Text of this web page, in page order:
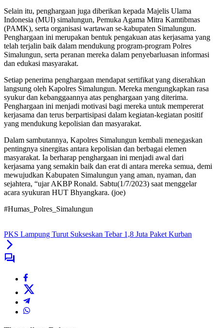
Selain itu, penghargaan juga diberikan kepada Majelis Ulama
Indonesia (MUI) simalungun, Pemuka Agama Mitra Kamtibmas
(PAMK), serta organisasi wartawan se-kabupaten Simalungun.
Penghargaan ini merupakan bentuk pengakuan atas kerjasama yang
telah terjalin baik dalam mendukung program-program Polres
Simalungun, serta peranan mereka dalam penyebarluasan informasi
dan edukasi masyarakat.
Setiap penerima penghargaan mendapat sertifikat yang diserahkan
langsung oleh Kapolres Simalungun. Mereka mengungkapkan rasa
syukur dan kebanggaannya atas penghargaan yang diterima.
Penghargaan ini menjadi motivasi bagi mereka untuk mempererat
kerjasama dan terus berpartisipasi dalam kegiatan-kegiatan positif
yang mendukung kepolisian dan masyarakat.
Dalam sambutannya, Kapolres Simalungun kembali menegaskan
pentingnya sinergitas antara kepolisian dan berbagai elemen
masyarakat. Ia berharap penghargaan ini menjadi awal dari
kerjasama yang semakin baik dan erat di antara mereka semua, demi
mewujudkan Kabupaten Simalungun yang aman, nyaman, dan
sejahtera, “ujar AKBP Ronald. Sabtu(1/7/2023) saat menggelar
acara syukuran HUT Bhyangkara. (joe)
#Humas_Polres_Simalungun
PKS Lampung Turut Sukseskan Tebar 1,8 Juta Paket Kurban